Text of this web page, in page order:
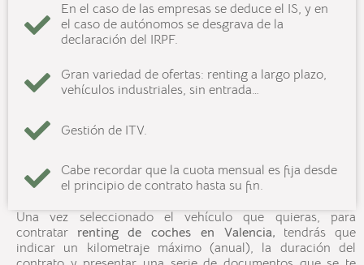
En el caso de las empresas se deduce el IS, y en
el caso de autónomos se desgrava de la
declaración del IRPF.
Gran variedad de ofertas: renting a largo plazo,
vehículos industriales, sin entrada…
Gestión de ITV.
Cabe recordar que la cuota mensual es fija desde
el principio de contrato hasta su fin.
Una vez seleccionado el vehículo que quieras, para
contratar renting de coches en Valencia, tendrás que
indicar un kilometraje máximo (anual), la duración del